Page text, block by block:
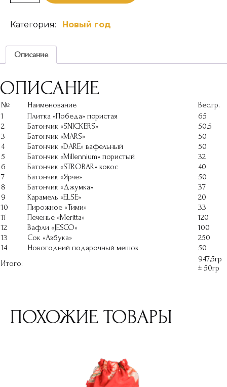
Категория: Новый год
Описание
ОПИСАНИЕ
№ Наименование
Вес.гр.
1
Плитка «Победа» пористая
65
2
Батончик «SNICKERS»
50,5
3
Батончик «MARS»
50
4
Батончик «DARE» вафельный
50
5
Батончик «Millennium» пористый
32
6
Батончик «STROBAR» кокос
40
7
Батончик «Ярче»
50
8
Батончик «Джумка»
37
9
Карамель «ELSE»
20
10
Пирожное «Тими»
33
11
Печенье «Meritta»
120
12
Вафли «JESCO»
100
13
Сок «Азбука»
250
14
Новогодний подарочный мешок
50
Итого:
947,5гр
± 50гр
ПОХОЖИЕ ТОВАРЫ